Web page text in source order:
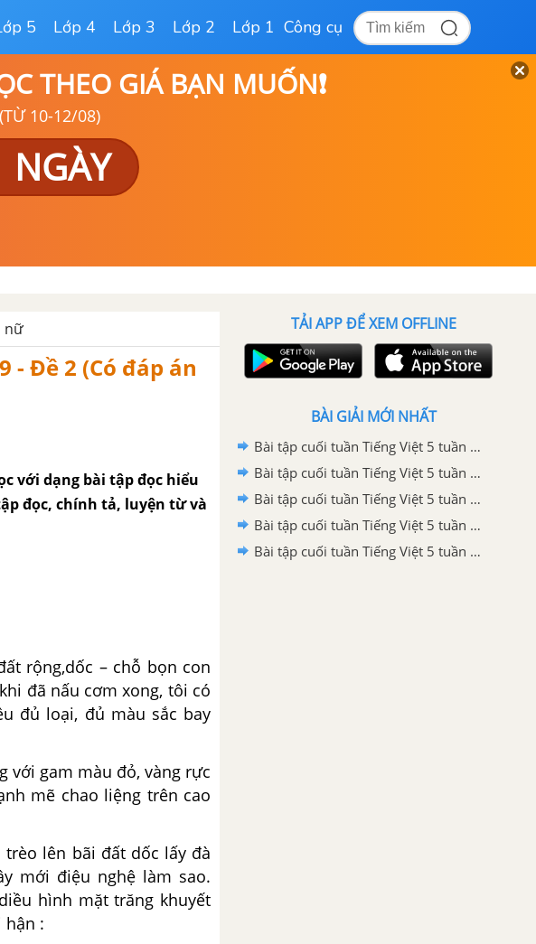
5 Lớp 4 Lớp 3 Lớp 2 Lớp 1 Công cụ
THEO GIÁ BẠN MUỐN❗
10-12/08)
NGÀY
nữ
- Đề 2 (Có đáp án
với dạng bài tập đọc hiểu
đọc, chính tả, luyện từ và
rộng,dốc – chỗ bọn con
đã nấu cơm xong, tôi có
đủ loại, đủ màu sắc bay
với gam màu đỏ, vàng rực
mẽ chao liệng trên cao
lên bãi đất dốc lấy đà
mới điệu nghệ làm sao.
hình mặt trăng khuyết
hận :
TẢI APP ĐỂ XEM OFFLINE
BÀI GIẢI MỚI NHẤT
Bài tập cuối tuần Tiếng Việt 5 tuần 35 - Đề 2 (Có đáp án và lời giải chi tiết)
Bài tập cuối tuần Tiếng Việt 5 tuần 35 - Đề 1 (Có đáp án và lời giải chi tiết)
Bài tập cuối tuần Tiếng Việt 5 tuần 34 - Đề 2 (Có đáp án và lời giải chi tiết)
Bài tập cuối tuần Tiếng Việt 5 tuần 34 - Đề 1 (Có đáp án và lời giải chi tiết)
Bài tập cuối tuần Tiếng Việt 5 tuần 33 - Đề 2 (Có đáp án và lời giải chi tiết)